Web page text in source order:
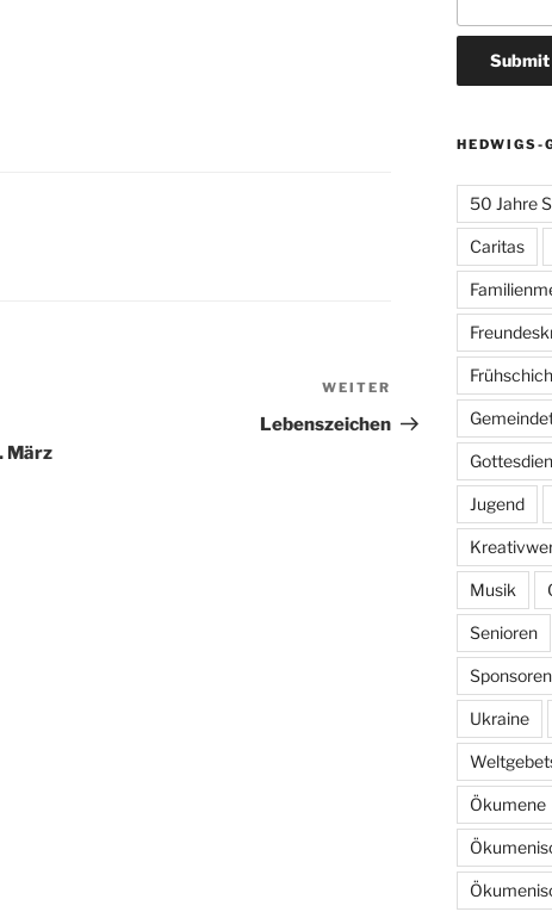
März
Nächster
Beitrag
WEITER
Lebenszeichen
HEDWIGS-
50 Jahre
Caritas
Jugend
Musik
Senioren
Ukraine
Ökumene